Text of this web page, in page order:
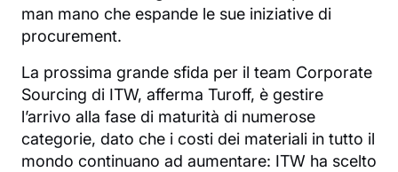
man mano che espande le sue iniziative di
procurement.
La prossima grande sfida per il team Corporate
Sourcing di ITW, afferma Turoff, è gestire
l’arrivo alla fase di maturità di numerose
categorie, dato che i costi dei materiali in tutto il
mondo continuano ad aumentare: ITW ha scelto